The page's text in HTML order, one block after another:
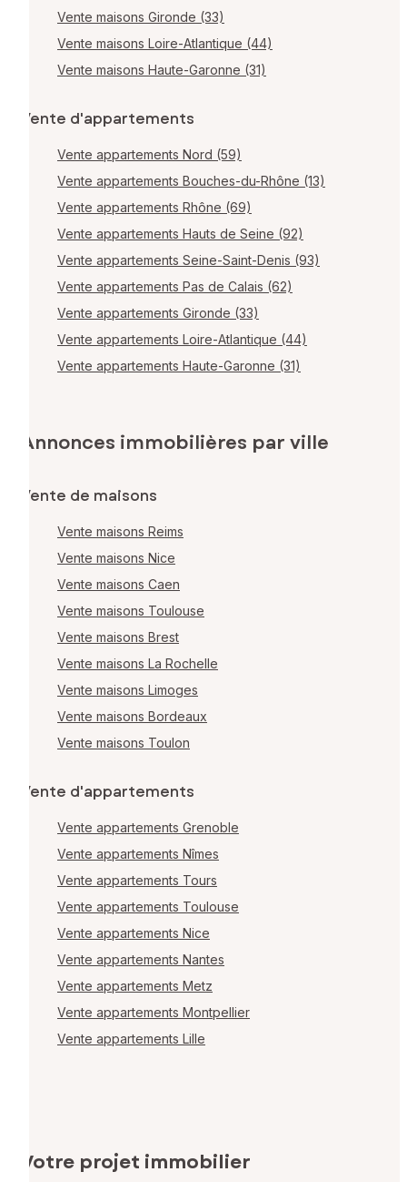
Vente maisons Gironde (33)
Vente maisons Loire-Atlantique (44)
Vente maisons Haute-Garonne (31)
Vente d'appartements
Vente appartements Nord (59)
Vente appartements Bouches-du-Rhône (13)
Vente appartements Rhône (69)
Vente appartements Hauts de Seine (92)
Vente appartements Seine-Saint-Denis (93)
Vente appartements Pas de Calais (62)
Vente appartements Gironde (33)
Vente appartements Loire-Atlantique (44)
Vente appartements Haute-Garonne (31)
Annonces immobilières par ville
Vente de maisons
Vente maisons Reims
Vente maisons Nice
Vente maisons Caen
Vente maisons Toulouse
Vente maisons Brest
Vente maisons La Rochelle
Vente maisons Limoges
Vente maisons Bordeaux
Vente maisons Toulon
Vente d'appartements
Vente appartements Grenoble
Vente appartements Nîmes
Vente appartements Tours
Vente appartements Toulouse
Vente appartements Nice
Vente appartements Nantes
Vente appartements Metz
Vente appartements Montpellier
Vente appartements Lille
Votre projet immobilier